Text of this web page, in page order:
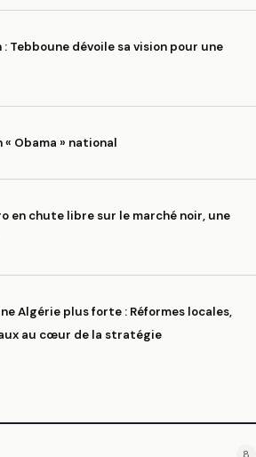
Tebboune dévoile sa vision pour une
« Obama » national
en chute libre sur le marché noir, une
Algérie plus forte : Réformes locales,
au cœur de la stratégie